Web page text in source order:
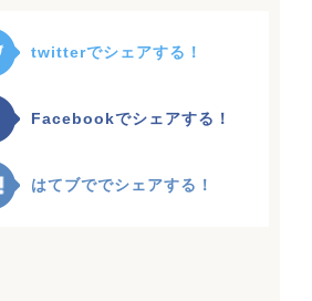
twitterでシェアする！
Facebookでシェアする！
はてブででシェアする！